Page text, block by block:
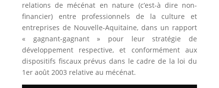
relations de mécénat en nature (c’est-à dire non-
financier) entre professionnels de la culture et
entreprises de Nouvelle-Aquitaine, dans un rapport
« gagnant-gagnant » pour leur stratégie de
développement respective, et conformément aux
dispositifs fiscaux prévus dans le cadre de la loi du
1er août 2003 relative au mécénat.